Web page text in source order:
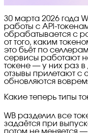
30 марта 2026 года
работы с API-
обрабатывается с
от того, каким
это бьёт по
сервисы работают
токене — у них раз
отзывы прилетают с
обновляются
Какие теперь типы
WB разделил все
задаётся при